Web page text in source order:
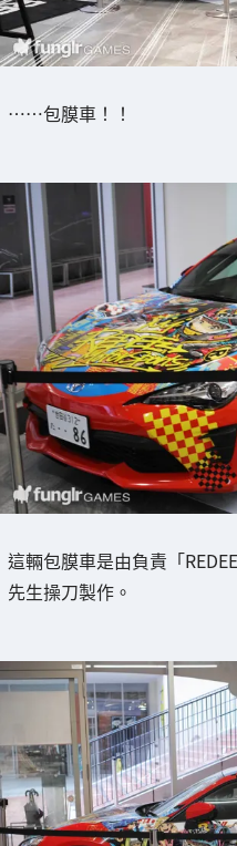
……包膜車！！
這輛包膜車是由負責「
先生操刀製作。